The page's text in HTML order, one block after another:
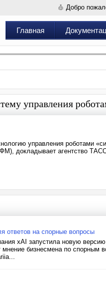
Добро
Главная
управления
управления роботами
докладывает агентство
ответов на спорные вопросы
xAI запустила новую
бизнесмена по спорным